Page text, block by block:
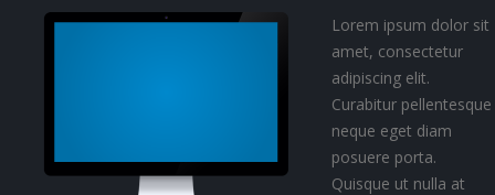
Lorem ipsum dolor sit
amet, consectetur
adipiscing elit.
Curabitur pellentesque
neque eget diam
posuere porta.
Quisque ut nulla at